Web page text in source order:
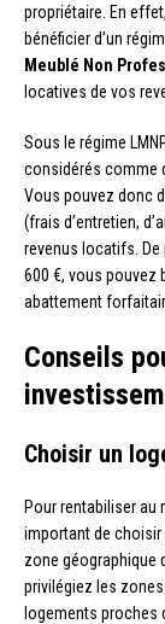
propriétaire. En
bénéficier d’un
Meublé Non
locatives de vos
Sous le régime
considérés comme
Vous pouvez donc
(frais d’entretien,
revenus locatifs.
600 €, vous pouvez
abattement
Conseils
Choisir un
Pour rentabiliser
important de choisir
zone géographique
privilégiez les
logements